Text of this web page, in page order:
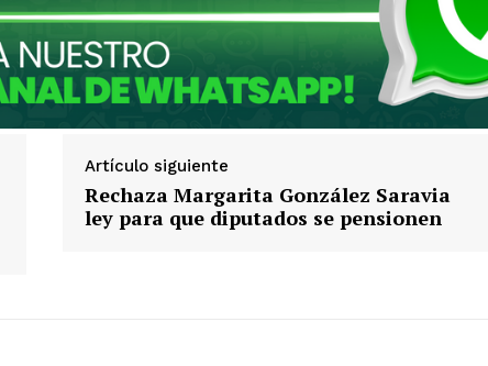
Artículo siguiente
Rechaza Margarita González Saravia
ley para que diputados se pensionen